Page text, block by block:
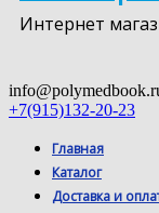
Интернет
+7(915)132-20-23
Главная
Каталог
Доставка и